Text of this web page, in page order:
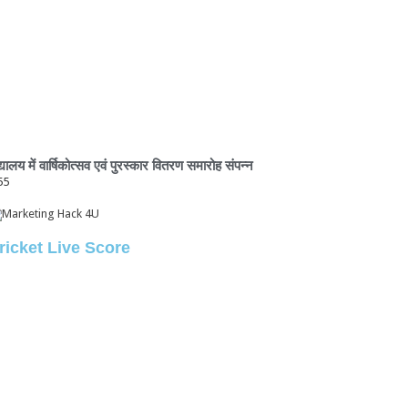
में वार्षिकोत्सव एवं पुरस्कार वितरण समारोह संपन्न
Live Score